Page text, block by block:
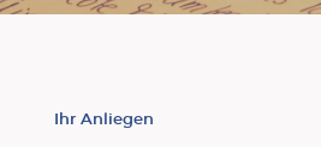
Ihr Anliegen